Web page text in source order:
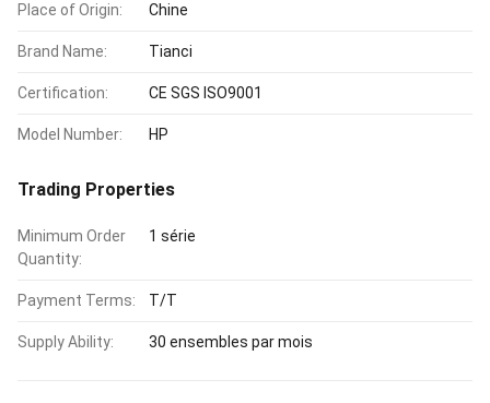
Place of Origin: Chine
Brand Name: Tianci
Certification: CE SGS ISO9001
Model Number: HP
Trading Properties
Minimum Order
Quantity:
1 série
Payment Terms: T/T
Supply Ability: 30 ensembles par mois